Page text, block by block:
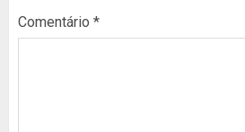
Comentário *